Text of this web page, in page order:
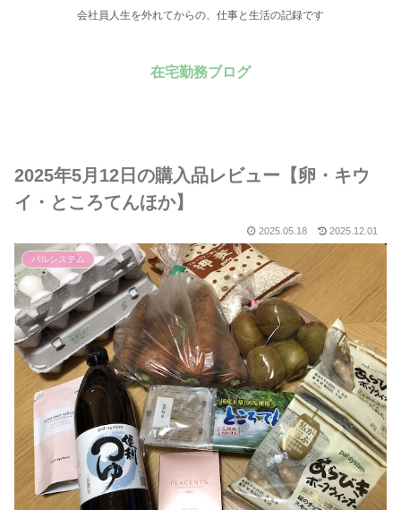
会社員人生を外れてからの、仕事と生活の記録です
在宅勤務ブログ
2025年5月12日の購入品レビュー【卵・キウ
イ・ところてんほか】
2025.05.18 2025.12.01
パルシステム